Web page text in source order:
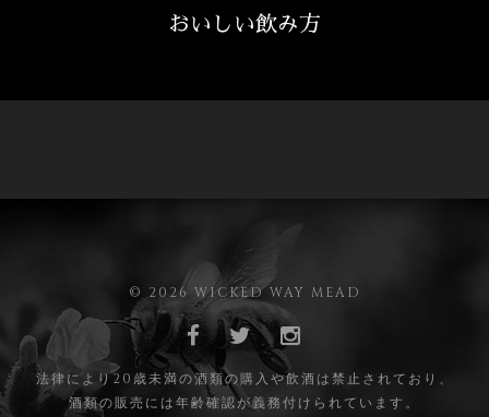
おいしい飲み方
© 2026 WICKED WAY MEAD
法律により20歳未満の酒類の購入や飲酒は禁止されており、
酒類の販売には年齢確認が義務付けられています。